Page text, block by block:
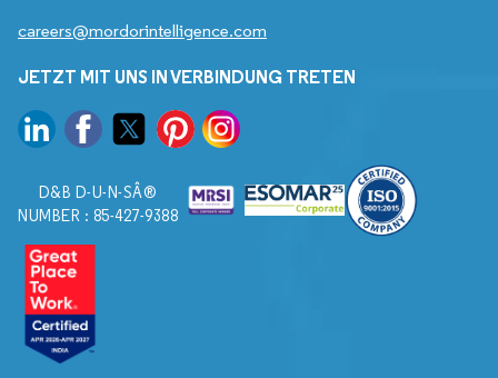
careers@mordorintelligence.com
JETZT MIT UNS IN VERBINDUNG TRETEN
D&B D-U-N-SÂ®
NUMBER : 85-427-9388